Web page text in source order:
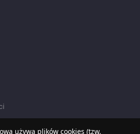
używa plików cookies (tzw.